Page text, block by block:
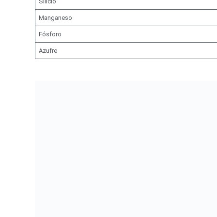
Manganeso
Fósforo
Azufre